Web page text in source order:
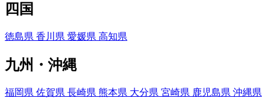
四国
徳島県 香川県 愛媛県 高知県
九州・沖縄
福岡県 佐賀県 長崎県 熊本県 大分県 宮崎県 鹿児島県 沖縄県